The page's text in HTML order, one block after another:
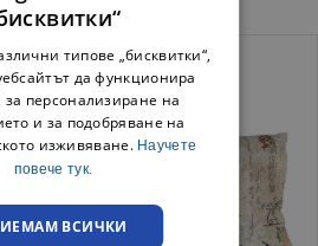
типове „бисквитки“,
да функционира
за персонализиране на
и за подобряване на
изживяване. Научете
повече тук.
ВСИЧКИ